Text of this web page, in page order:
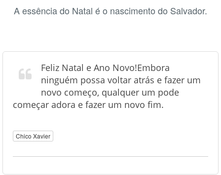
A essência do Natal é o nascimento do Salvador.
Feliz Natal e Ano Novo!Embora
ninguém possa voltar atrás e fazer um
novo começo, qualquer um pode
começar adora e fazer um novo fim.
Chico Xavier